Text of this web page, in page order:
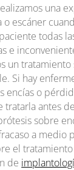
una
escáner
todas
e
un tratamiento
Si hay
encías o
tratarla antes
sobre
a medio
el
de